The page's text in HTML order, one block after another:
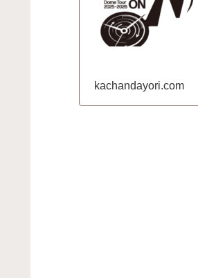
kachandayori.com